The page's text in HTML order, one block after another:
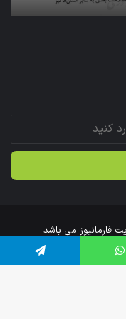
فارمانیوز می باشد
با ما
تلگرام